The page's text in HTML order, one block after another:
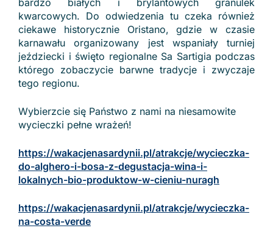
bardzo białych i brylantowych granulek
kwarcowych. Do odwiedzenia tu czeka również
ciekawe historycznie Oristano, gdzie w czasie
karnawału organizowany jest wspaniały turniej
jeździecki i święto regionalne Sa Sartigia podczas
którego zobaczycie barwne tradycje i zwyczaje
tego regionu.
Wybierzcie się Państwo z nami na niesamowite
wycieczki pełne wrażeń!
https://wakacjenasardynii.pl/atrakcje/wycieczka-
do-alghero-i-bosa-z-degustacja-wina-i-
lokalnych-bio-produktow-w-cieniu-nuragh
https://wakacjenasardynii.pl/atrakcje/wycieczka-
na-costa-verde